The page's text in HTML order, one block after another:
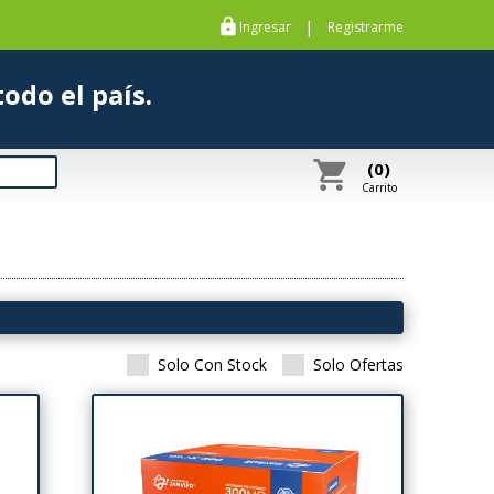
https Ingresar | Registrarme
a todo el país.
shopping_cart (0)
Carrito
Solo Con Stock Solo Ofertas